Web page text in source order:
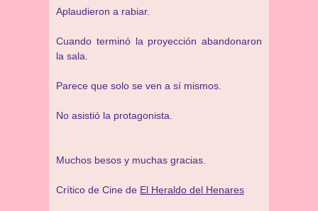
Aplaudieron a rabiar.
Cuando terminó la proyección abandonaron
la sala.
Parece que solo se ven a sí mismos.
No asistió la protagonista.
Muchos besos y muchas gracias.
Crítico de Cine de El Heraldo del Henares